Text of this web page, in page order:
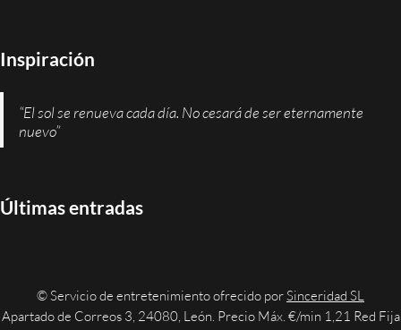
Inspiración
“El sol se renueva cada día. No cesará de ser eternamente
nuevo”
Últimas entradas
© Servicio de entretenimiento ofrecido porSinceridad SL
Apartado de Correos 3, 24080, León. Precio Máx. €/min 1,21 Red Fija